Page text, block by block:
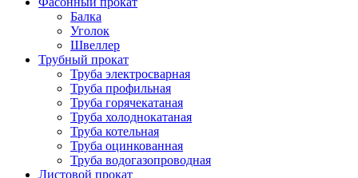
Балка
Уголок
Швеллер
Трубный прокат
Труба электросварная
Труба профильная
Труба горячекатаная
Труба холоднокатаная
Труба котельная
Труба оцинкованная
Труба водогазопроводная
Листовой прокат